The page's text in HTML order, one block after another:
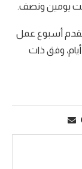
يومين ونصف.
تقدم أسبوع عمل
محلي أقصر من الأسبوع العالمي المكون من 5 أيام، وفق ذات